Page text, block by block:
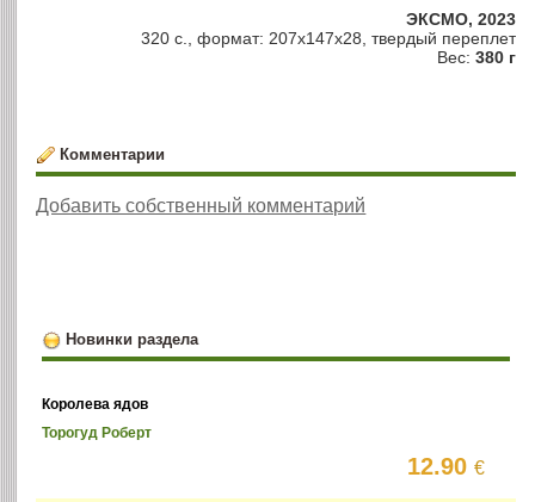
ЭКСМО, 2023
320 c., формат: 207x147x28, твердый переплет
Вес: 380 г
Комментарии
Добавить собственный комментарий
Новинки раздела
Королева ядов
Торогуд Роберт
12.90€